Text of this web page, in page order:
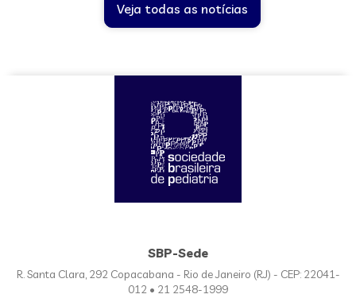
Veja todas as notícias
SBP-Sede
R. Santa Clara, 292 Copacabana - Rio de Janeiro (RJ) - CEP: 22041-
012 • 21 2548-1999